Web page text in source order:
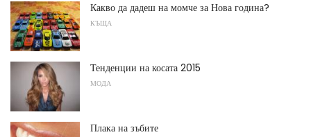
Какво да дадеш на момче за Нова година?
КЪЩА
Тенденции на косата 2015
МОДА
Плака на зъбите